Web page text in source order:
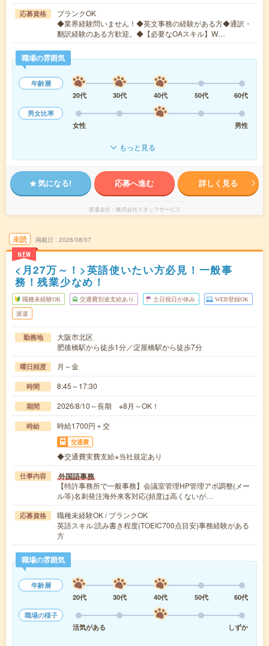
応募資格
ブランクOK
◆業界経験問いません！◆英文事務の経験がある方◆通訳・
翻訳経験のある方歓迎。◆【必要なOAスキル】W…
職場の雰囲気
年齢層
20代
30代 40代 50代
60代
男女比率
女性
男性
もっと見る
気になる! 応募へ進む 詳しく見る
派遣会社 株式会社スタッフサービス
未読
NEW
掲載日 2026/08/07
<月27万～！>英語使いたい方必見！一般事
務！残業少なめ！
職種未経験OK 交通費別途支給あり 土日祝日が休み WEB登録OK
派遣
勤務地
大阪市北区
肥後橋駅から徒歩1分／淀屋橋駅から徒歩7分
曜日頻度 月～金
時間 8:45～17:30
期間 2026/8/10～長期 ※8月～OK！
時給 時給1700円＋交
交通費
◆交通費実費支給※当社規定あり
仕事内容 外国語事務
【特許事務所で一般事務】会議室管理HP管理アポ調整(メー
ル等)名刺発注海外来客対応(頻度は高くないが…
応募資格
職種未経験OK / ブランクOK
英語スキル:読み書き程度(TOEIC700点目安)事務経験がある
方
職場の雰囲気
年齢層
20代
30代 40代 50代
60代
職場の様子
活気がある
しずか